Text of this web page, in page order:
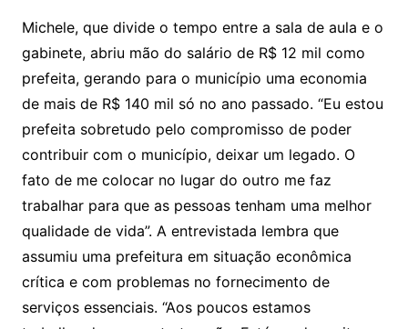
Michele, que divide o tempo entre a sala de aula e o
gabinete, abriu mão do salário de R$ 12 mil como
prefeita, gerando para o município uma economia
de mais de R$ 140 mil só no ano passado. “Eu estou
prefeita sobretudo pelo compromisso de poder
contribuir com o município, deixar um legado. O
fato de me colocar no lugar do outro me faz
trabalhar para que as pessoas tenham uma melhor
qualidade de vida”. A entrevistada lembra que
assumiu uma prefeitura em situação econômica
crítica e com problemas no fornecimento de
serviços essenciais. “Aos poucos estamos